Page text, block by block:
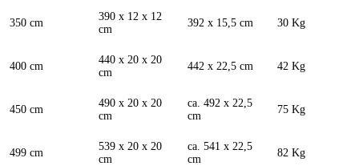
350 cm
390 x 12 x 12
cm
392 x 15,5 cm 30 Kg
400 cm
440 x 20 x 20
cm
442 x 22,5 cm 42 Kg
450 cm
490 x 20 x 20
cm
ca. 492 x 22,5
cm
75 Kg
499 cm
539 x 20 x 20
cm
ca. 541 x 22,5
cm
82 Kg